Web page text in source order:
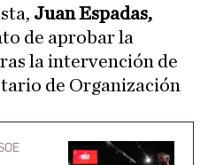
Juan Espadas,
de aprobar la
la intervención de
de Organización